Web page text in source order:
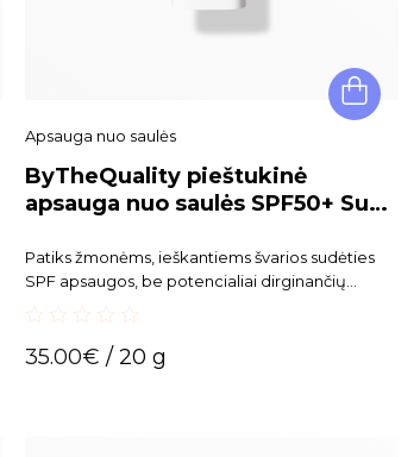
Apsauga nuo saulės
ByTheQuality pieštukinė
apsauga nuo saulės SPF50+ Sun
Patiks žmonėms, ieškantiems švarios sudėties
SPF apsaugos, be potencialiai dirginančių
out
35.00€ / 20 g